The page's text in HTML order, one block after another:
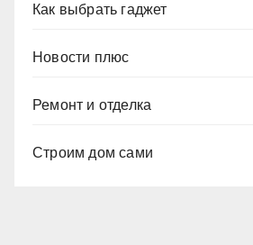
Как выбрать гаджет
Новости плюс
Ремонт и отделка
Строим дом сами